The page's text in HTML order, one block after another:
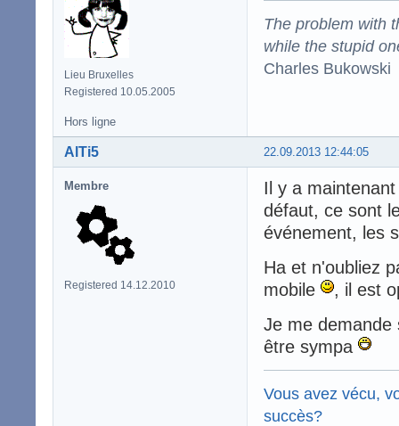
Lieu Bruxelles
Registered 10.05.2005
The problem with
while the stupid
Charles Bukowski
Hors ligne
22.09.2013 12:44:05
AlTi5
Membre
Registered 14.12.2010
Il y a
défaut, ce sont
événement, les
Ha et n'oubliez
mobile
, il est
Je me demande
être sympa
Vous avez vécu,
succès?